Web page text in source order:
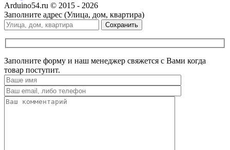
Arduino54.ru © 2015 - 2026
Заполните адрес (Улица, дом, квартира)
Сохранить
Заполните форму и наш менеджер свяжется с Вами когда
товар поступит.